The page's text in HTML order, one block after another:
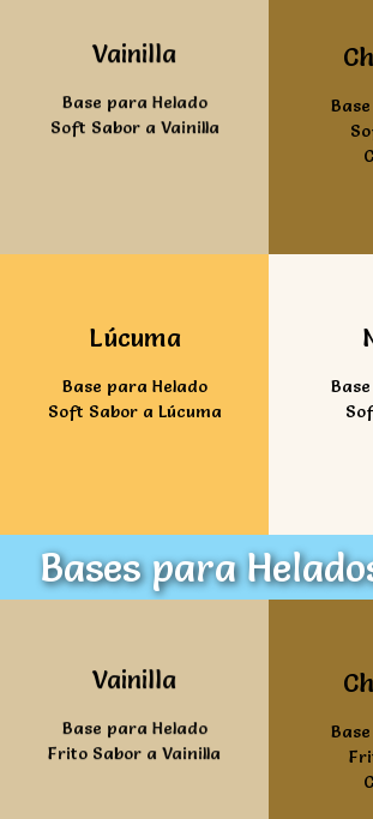
Vainilla
Base para Helado
Soft Sabor a Vainilla
Ver mas
Lúcuma
Base para Helado
Soft Sabor a Lúcuma
Bases para
Vainilla
Base para Helado
Frito Sabor a Vainilla
Ver mas